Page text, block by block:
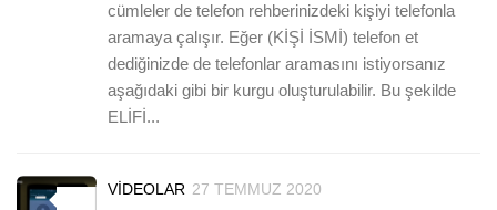
cümleler de telefon rehberinizdeki kişiyi telefonla
aramaya çalışır. Eğer (KİŞİ İSMİ) telefon et
dediğinizde de telefonlar aramasını istiyorsanız
aşağıdaki gibi bir kurgu oluşturulabilir. Bu şekilde
ELİFİ...
VIDEOLAR 27 TEMMUZ 2020